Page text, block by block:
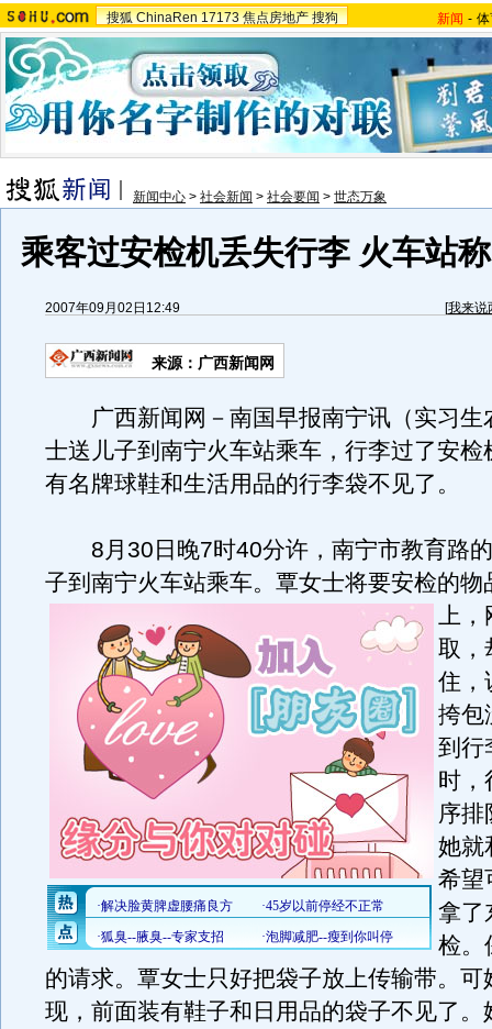
搜狐 ChinaRen 17173 焦点房地产 搜狗 新闻 -
新闻中心 > 社会新闻 > 社会要闻 > 世态万象
乘客过安检机丢失行李 火车站
2007年09月02日12:49 [我来说
来源：广西新闻网
广西新闻网－南国早报南宁讯（实习生
士送儿子到南宁火车站乘车，行李过了安检
有名牌球鞋和生活用品的行李袋不见了。
8月30日晚7时40分许，南宁市教育路
子到南宁火车站乘车。 覃女士将要安检的物
上，
取，
住，
挎包
到行
时，
序排
她就
希望
拿了
检。
的请求。覃女士只好把袋子放上传输带。可
现，前面装有鞋子和日用品的袋子不见了。